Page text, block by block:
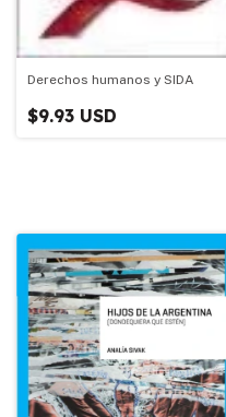
Derechos humanos y SIDA
$9.93 USD